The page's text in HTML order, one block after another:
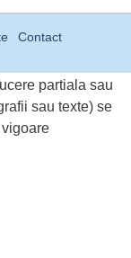
Contact
partiala sau
sau texte) se